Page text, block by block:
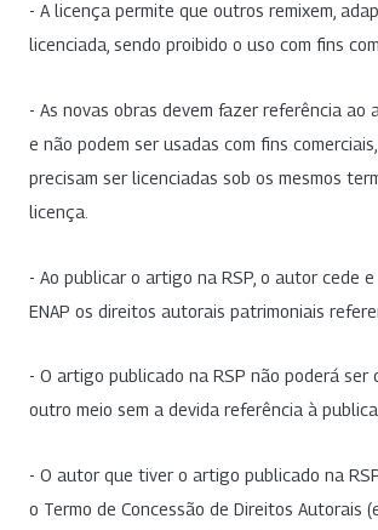
- A licença permite que outros remixem,
licenciada, sendo proibido o uso com fins
- As novas obras devem fazer referência ao
e não podem ser usadas com fins
precisam ser licenciadas sob os mesmos
licença.
- Ao publicar o artigo na RSP, o autor cede
ENAP os direitos autorais patrimoniais
- O artigo publicado na RSP não poderá ser
outro meio sem a devida referência à
- O autor que tiver o artigo publicado na
o Termo de Concessão de Direitos Autorais